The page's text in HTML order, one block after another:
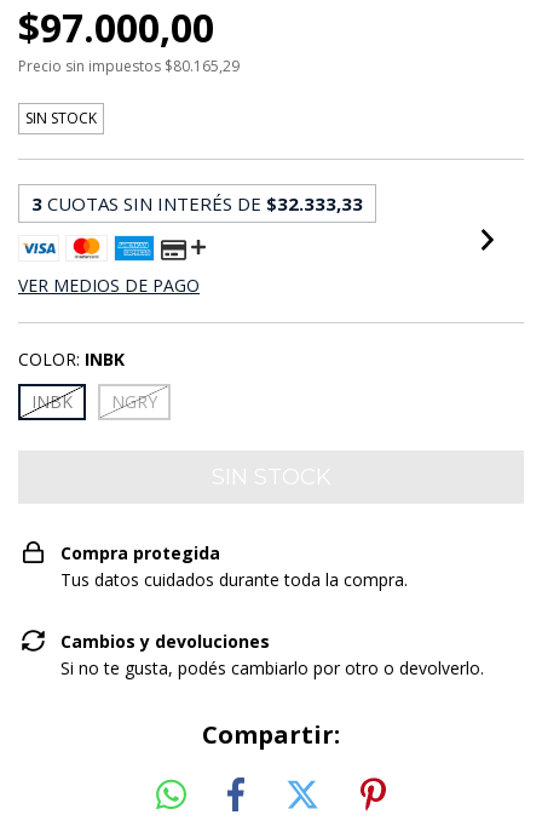
$97.000,00
Precio sin impuestos $80.165,29
SIN STOCK
3 CUOTAS SIN INTERÉS DE $32.333,33
VER MEDIOS DE PAGO
COLOR: INBK
INBK
NGRY
Compra protegida
Tus datos cuidados durante toda la compra.
Cambios y devoluciones
Si no te gusta, podés cambiarlo por otro o devolverlo.
Compartir: